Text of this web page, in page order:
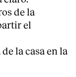
de la
el
la casa en la